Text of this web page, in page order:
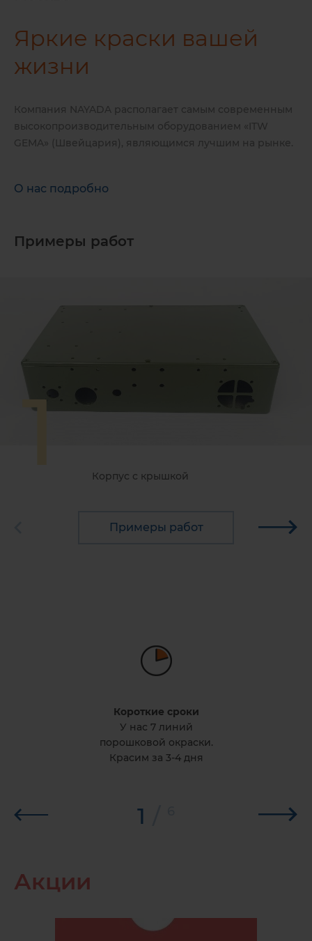
Яркие краски вашей
жизни
Компания NAYADA располагает самым современным
высокопроизводительным оборудованием «ITW
GEMA» (Швейцария), являющимся лучшим на рынке.
О нас подробно
Примеры работ
Корпус с крышкой
Примеры работ
1
Короткие сроки
У нас 7 линий
порошковой окраски.
Красим за 3-4 дня
1
Акции